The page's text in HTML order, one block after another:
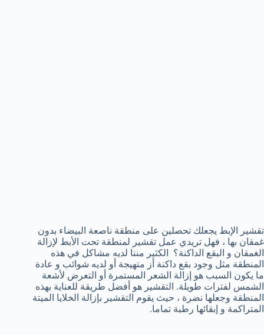
تقشير الإبط يجعلك تحصلين على منطقة ناصعة البيضاء بدون
غمقان بها ، فهل تريدي عمل تقشير لمنطقة تحت الأبط لإزالة
الغمقان و البقع الداكنة؟ الكثير مننا لديه مشاكل في هذه
المنطقة مثل وجود بقع داكنة أز متهيجة أو لديه شوائب و عادة
ما يكون السبب هو إزالة الشعر المستمرة أو التعرض لأشعة
الشمس لفترات طويلة. التقشير هو أفضل طريقة للعناية بهذه
المنطقة وجعلها نضرة ، حيث يقوم التقشير بإزالة الخلايا الميتة
المتراكمة و إبقائها رطبة تماما.